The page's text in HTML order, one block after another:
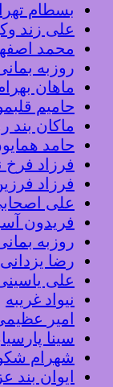
بسطام
علی زند
محمد
روزبه
ماهان
حامیم
ماکان بند
حامد
فرزاد فرخ
فرزاد
علی
فریدون
روزبه
رضا
علی
نیواد غریبه
امیر
سینا
شهرام
ایوان بند